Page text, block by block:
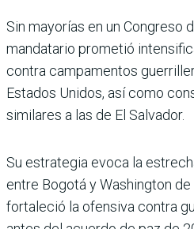
Sin mayorías en un Congreso
mandatario prometió
contra campamentos
Estados Unidos, así como
similares a las de El Salvador.
Su estrategia evoca la
entre Bogotá y Washington
fortaleció la ofensiva contra